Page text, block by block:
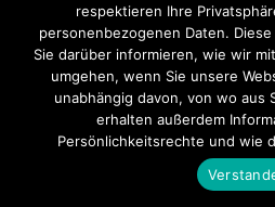
Startseite Einsätze Mitglied
Kontakt
Theme byThink Up Themes Ltd .
respektieren Ihre
personenbezogenen Daten.
Sie darüber informieren, wie wir
umgehen, wenn Sie unsere
unabhängig davon, von wo aus
erhalten außerdem
Persönlichkeitsrechte und wie